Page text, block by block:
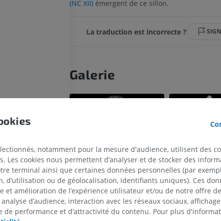
Bulbe
antéro-latéral
(NC XII)émergent de ce sillon.
La traduction est incorrecte ?
Galerie
SUPÉRIEUR MEMBRE INFÉRIEUR
notamment pour la mesure d'audience, utilisent des
Les cookies nous permettent d’analyser et de stocker des
terminal ainsi que certaines données personnelles (par
d’utilisation ou de géolocalisation, identifiants uniques). Ces
et amélioration de l’expérience utilisateur et/ou de notre offre
d’audience, interaction avec les réseaux sociaux,
de performance et d’attractivité du contenu. Pour plus